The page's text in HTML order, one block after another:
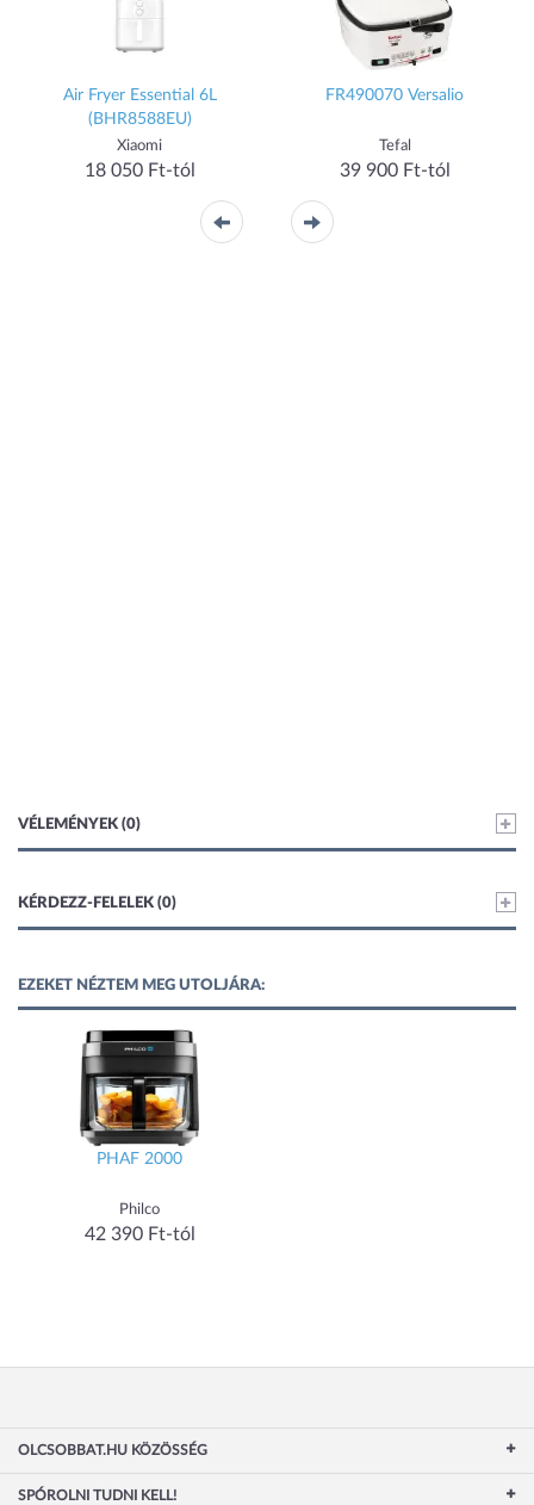
Air Fryer Essential 6L
(BHR8588EU)
Xiaomi
18 050 Ft-tól
FR490070 Versalio
Tefal
39 900 Ft-tól
VÉLEMÉNYEK (0)
KÉRDEZZ-FELELEK (0)
EZEKET NÉZTEM MEG UTOLJÁRA:
PHAF 2000
Philco
42 390 Ft-tól
OLCSOBBAT.HU KÖZÖSSÉG
SPÓROLNI TUDNI KELL!